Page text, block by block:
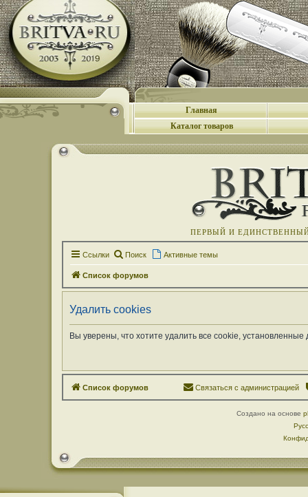
Главная
Каталог товаров
ПЕРВЫЙ И
Ссылки Поиск Активные темы
Список форумов
Удалить cookies
Вы уверены, что хотите удалить все cookie,
Список форумов Связаться с администрацией
Создано на основе